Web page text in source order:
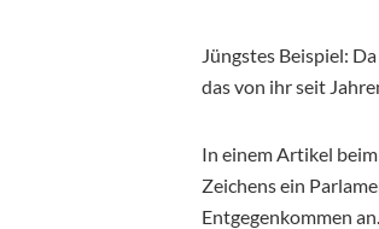
Jüngstes Beispiel:
das von ihr seit
In einem Artikel
Zeichens ein
Entgegenkommen